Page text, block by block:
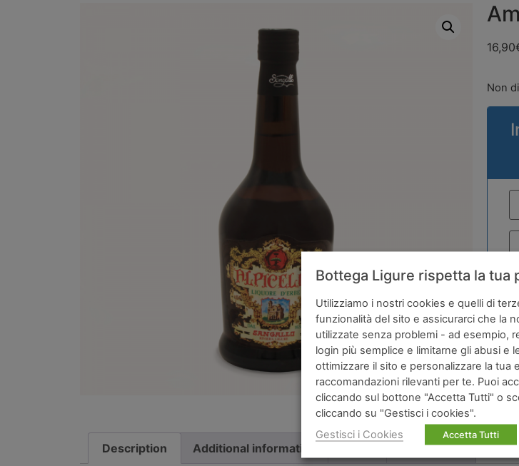
16,90
Non
Description Additional information Ingredienti
Bottega Ligure rispetta la tua
Utilizziamo i nostri cookies e quelli di
funzionalità del sito e assicurarci che la
utilizzate senza problemi - ad esempio,
login più semplice e limitarne gli abusi e
ottimizzare il sito e personalizzare la tua
raccomandazioni rilevanti per te. Puoi
cliccando sul bottone "Accetta Tutti" o
cliccando su "Gestisci i cookies".
Gestisci i Cookies
Accetta Tutti